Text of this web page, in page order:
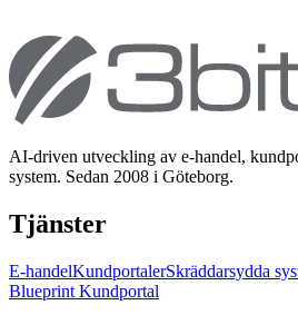
AI-driven utveckling av e-handel,
system. Sedan 2008 i Göteborg.
Tjänster
E-handelKundportalerSkräddarsydda
Blueprint Kundportal